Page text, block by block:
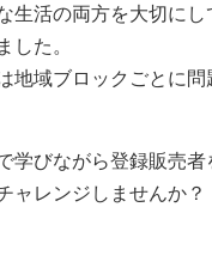
生活の両方を大切にし
した。
地域ブロックごとに
学びながら登録販売
ャレンジしませんか？